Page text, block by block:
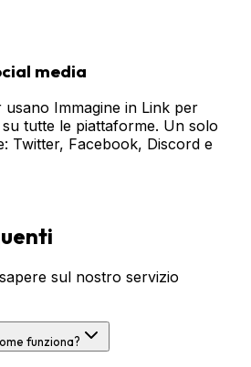
media
Immagine in Link per
tutte le piattaforme. Un solo
Twitter, Facebook, Discord e
sul nostro servizio
funziona?